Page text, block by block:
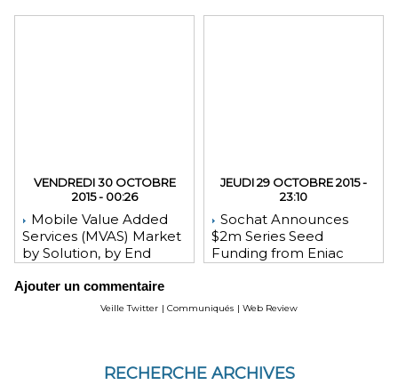
VENDREDI 30 OCTOBRE
2015 - 00:26
Mobile Value Added
Services (MVAS) Market
by Solution, by End
Geography - Global
Forecast and Analysis to
JEUDI 29 OCTOBRE 2015 -
23:10
Sochat Announces
$2m Series Seed
Funding from Eniac
Zhang
Ajouter un commentaire
Veille Twitter | Communiqués | Web Review
RECHERCHE ARCHIVES